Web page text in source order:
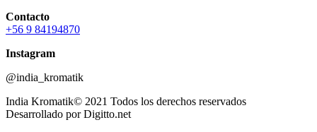
Contacto
+56 9 84194870
Instagram
@india_kromatik
India Kromatik© 2021 Todos los derechos reservados
Desarrollado por Digitto.net